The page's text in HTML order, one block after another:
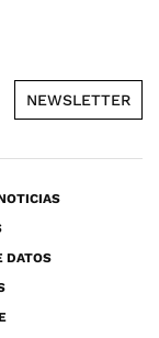
NEWSLETTER
DATOS